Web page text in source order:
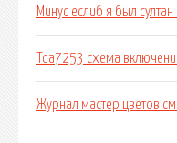
Минус еслиб я был султан
Tda7253 схема
Журнал мастер цветов